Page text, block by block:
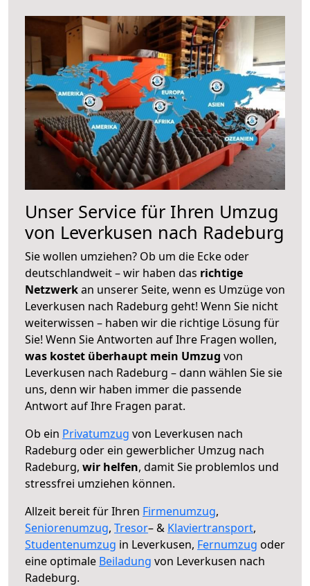
Unser Service für Ihren Umzug
von Leverkusen nach Radeburg
Sie wollen umziehen? Ob um die Ecke oder
deutschlandweit – wir haben das richtige
Netzwerkan unserer Seite, wenn es Umzüge von
Leverkusen nach Radeburg geht! Wenn Sie nicht
weiterwissen – haben wir die richtige Lösung für
Sie! Wenn Sie Antworten auf Ihre Fragen wollen,
was kostet überhaupt mein Umzug von
Leverkusen nach Radeburg – dann wählen Sie sie
uns, denn wir haben immer die passende
Antwort auf Ihre Fragen parat.
Ob ein Privatumzug von Leverkusen nach
Radeburg oder ein gewerblicher Umzug nach
Radeburg, wir helfen, damit Sie problemlos und
stressfrei umziehen können.
Allzeit bereit für Ihren Firmenumzug,
Seniorenumzug, Tresor– & Klaviertransport,
Studentenumzug in Leverkusen, Fernumzug oder
eine optimale Beiladung von Leverkusen nach
Radeburg.